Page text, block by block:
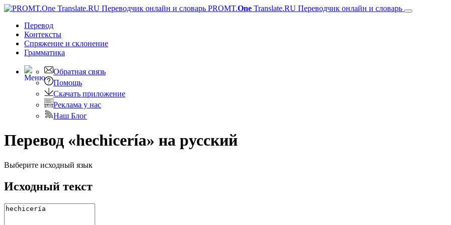
PROMT.One Translate.RU Переводчик онлайн и словарь
Перевод
Контексты
Спряжение и склонение
Грамматика
Обратная связь
Помощь
Скачать приложение
Реклама у нас
Наш Блог
Перевод «hechicería» на русский
Выберите исходный язык
Исходный текст